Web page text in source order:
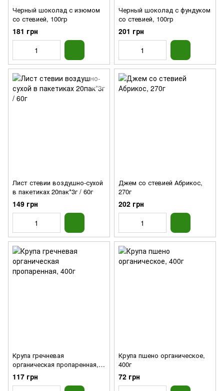
Черный шоколад с изюмом
со стевией, 100гр
181 грн
Черный шоколад с фундуком
со стевией, 100гр
201 грн
Лист стевии воздушно-сухой
в пакетиках 20пак*3г / 60г
149 грн
Джем со стевией Абрикос,
270г
202 грн
Крупа гречневая
органическая пропаренная,
400г
117 грн
Крупа пшено органическое,
400г
72 грн